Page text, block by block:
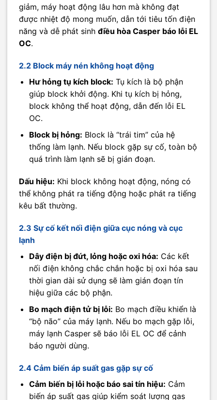
giảm, máy hoạt động lâu hơn mà không đạt
được nhiệt độ mong muốn, dẫn tới tiêu tốn điện
năng và dễ phát sinh điều hòa Casper báo lỗi EL
OC.
2.2 Block máy nén không hoạt động
Hư hỏng tụ kích block: Tụ kích là bộ phận
giúp block khởi động. Khi tụ kích bị hỏng,
block không thể hoạt động, dẫn đến lỗi EL
OC.
Block bị hỏng: Block là “trái tim” của hệ
thống làm lạnh. Nếu block gặp sự cố, toàn bộ
quá trình làm lạnh sẽ bị gián đoạn.
Dấu hiệu: Khi block không hoạt động, nóng có
thể không phát ra tiếng động hoặc phát ra tiếng
kêu bất thường.
2.3 Sự cố kết nối điện giữa cục nóng và cục
lạnh
Dây điện bị đứt, lỏng hoặc oxi hóa: Các kết
nối điện không chắc chắn hoặc bị oxi hóa sau
thời gian dài sử dụng sẽ làm gián đoạn tín
hiệu giữa các bộ phận.
Bo mạch điện tử bị lỗi: Bo mạch điều khiển là
“bộ não” của máy lạnh. Nếu bo mạch gặp lỗi,
máy lạnh Casper sẽ báo lỗi EL OC để cảnh
báo người dùng.
2.4 Cảm biến áp suất gas gặp sự cố
Cảm biến bị lỗi hoặc báo sai tín hiệu: Cảm
biến áp suất gas giúp kiểm soát lượng gas